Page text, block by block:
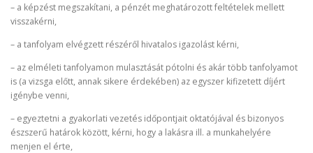
– a képzést megszakítani, a pénzét meghatározott feltételek mellett
visszakérni,
– a tanfolyam elvégzett részéről hivatalos igazolást kérni,
– az elméleti tanfolyamon mulasztását pótolni és akár több tanfolyamot
is (a vizsga előtt, annak sikere érdekében) az egyszer kifizetett díjért
igénybe venni,
– egyeztetni a gyakorlati vezetés időpontjait oktatójával és bizonyos
észszerű határok között, kérni, hogy a lakásra ill. a munkahelyére
menjen el érte,